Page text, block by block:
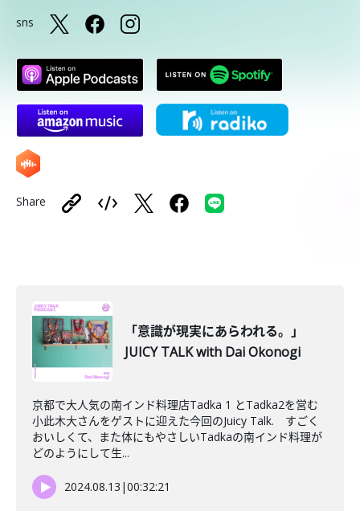
sns
Share
「意識が現実にあらわれる。」
JUICY TALK with Dai Okonogi
京都で大人気の南インド料理店Tadka 1 とTadka2を営む
小此木大さんをゲストに迎えた今回のJuicy Talk. すごく
おいしくて、また体にもやさしいTadkaの南インド料理が
どのようにして生...
2024.08.13 |00:32:21